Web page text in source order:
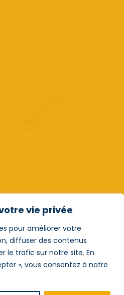
vie privée
pour améliorer votre
diffuser des contenus
le trafic sur notre site. En
», vous consentez à notre